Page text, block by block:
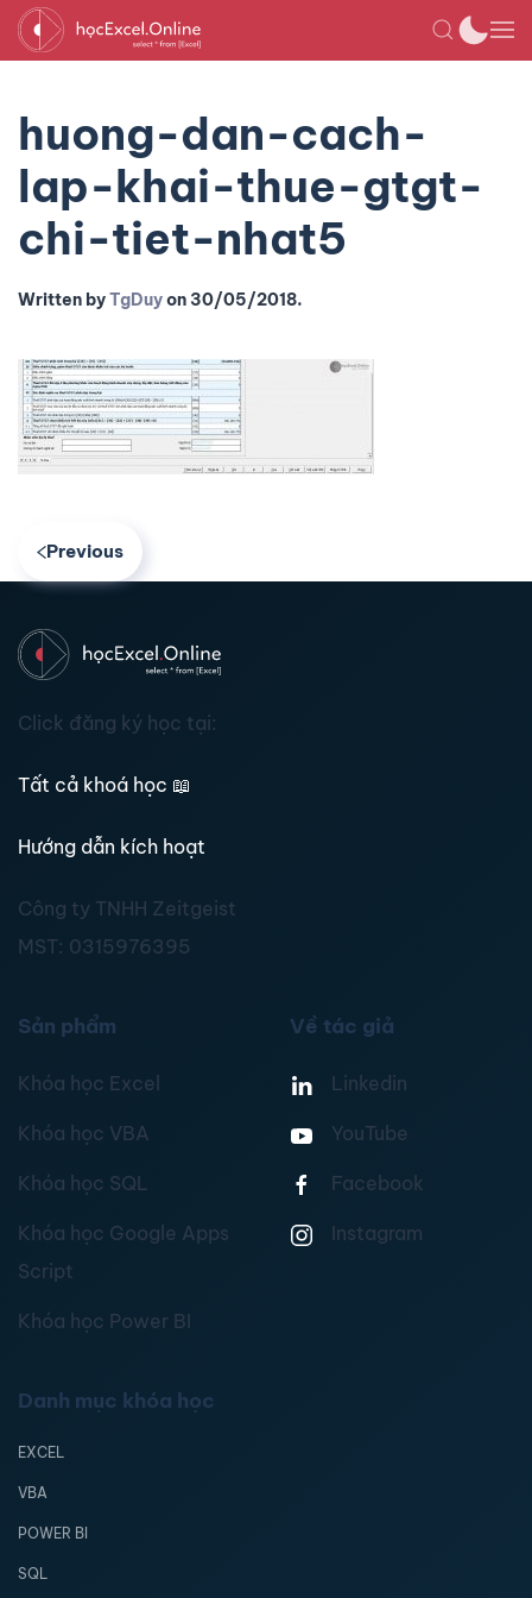
huong-dan-cach-
lap-khai-thue-gtgt-
chi-tiet-nhat5
Written byTgDuyon 30/05/2018.
Previous
Click đăng ký học tại:
Tất cả khoá học 📖
Hướng dẫn kích hoạt
Công ty TNHH Zeitgeist
MST: 0315976395
Sản phẩm
Khóa học Excel
Khóa học VBA
Khóa học SQL
Khóa học Google Apps
Script
Khóa học Power BI
Về tác giả
Linkedin
YouTube
Facebook
Instagram
Danh mục khóa học
EXCEL
VBA
POWER BI
SQL